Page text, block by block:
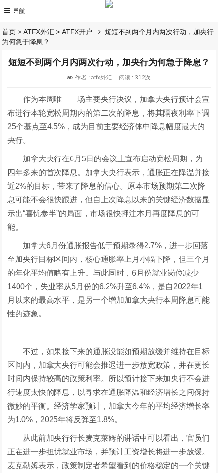
首页 >ATFX外汇 >ATFX开户
短短不到两个月内两次行动，加央行
为何急于降息？
短短不到两个月内两次行动，加央行为何急于降息？
作者 : atfx外汇 阅读 : 312次
作为本周唯一一场主要央行决议，加拿大央行预计会宣
布进行本轮宽松周期内的第二次的降息，将其隔夜利率下调
25个基点至4.5%，成为目前主要经济体中降息幅度最大的
央行。
加拿大央行在6月5日的会议上宣布启动宽松周期，为
四年多来的首次降息。加拿大央行表示，通胀正在降温并接
近2%的目标，带来了降息的信心。原本市场预期第二次降
息可能不会很快跟进，但自上次降息以来的关键经济数据显
示出“喜忧参半”的局面，市场很快押注本月再度降息的可
能。
加拿大6月份通胀报告低于预期录得2.7%，进一步回落
至加央行目标区间内，核心通胀率上月小幅下降，但三个月
的年化平均值略有上升。与此同时，6月份就业岗位减少
1400个，失业率从5月份的6.2%升至6.4%，是自2022年1
月以来的最高水平，是另一个增加加拿大央行本周降息可能
性的迹象。
不过，如果接下来的通胀没能如预期放缓并维持在目标
区间内，加拿大央行可能会推迟进一步放宽政策，并在更长
时间内保持较高的政策利率。所以预计接下来加央行不会进
行速度太快的降息，以寻求在通胀降温和经济增长之间保持
微妙的平衡。经济学家预计，加拿大今年的平均经济增长率
为1.0%，2025年将反弹至1.8%。
从此前加央行行长麦克莱姆的讲话中可以看出，官员们
正在进一步担忧就业市场，并预计工资增长将进一步放缓。
麦克勒姆表示，政策制定者希望看到的价格稳定的一个关键